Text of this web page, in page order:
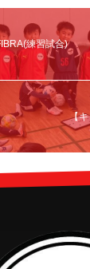
練習試合)
【